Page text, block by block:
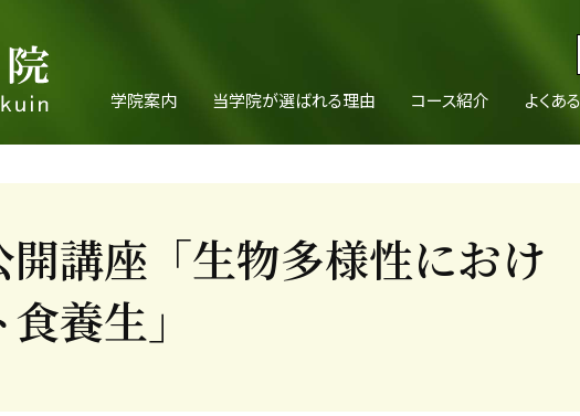
学院案内
当学院が選ばれる理由 コース紹介 よくあ
開講座「生物多様性におけ
養生」